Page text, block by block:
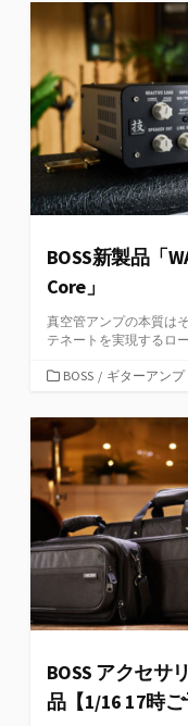
ー
BOSS新製品「
Core」
真空管アンプの本質は
テネートを実現するロ
カ
ゴ
リ
ー
BOSS / ギターアンプ
BOSS アクセサ
品【1/16 17時ご